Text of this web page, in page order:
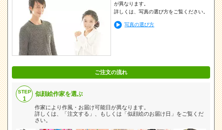
が異なります。
詳しくは、写真の選び方をご覧ください。
写真の選び方
ご注文の流れ
STEP
1
似顔絵作家を選ぶ
作家により作風・お届け可能日が異なります。
詳しくは、「注文する」、もしくは「似顔絵のお届け日」をご覧くだ
さい。